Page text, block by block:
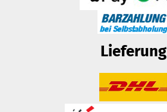
Lieferung